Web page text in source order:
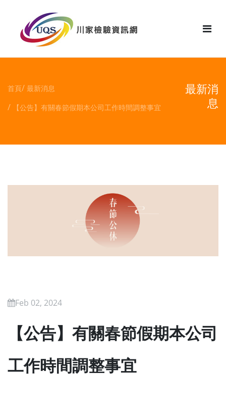
首頁 最新消息
【公告】有關春節假期本公司工作時間調整事宜
最新消
息
Feb 02, 2024
【公告】有關春節假期本公司
工作時間調整事宜